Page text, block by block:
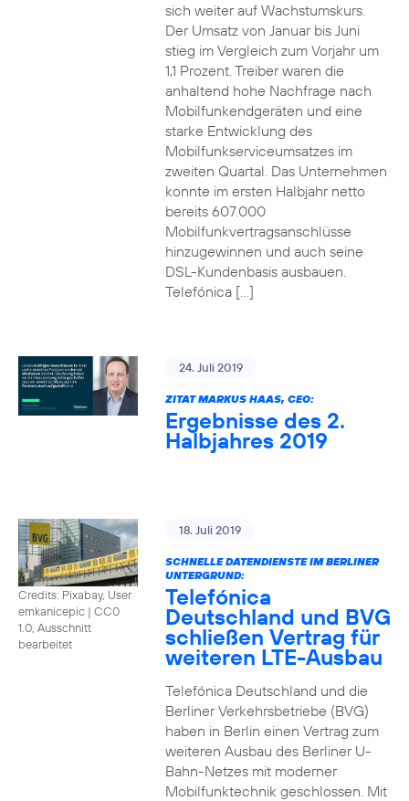
sich weiter auf Wachstumskurs.
Der Umsatz von Januar bis Juni
stieg im Vergleich zum Vorjahr um
1,1 Prozent. Treiber waren die
anhaltend hohe Nachfrage nach
Mobilfunkendgeräten und eine
starke Entwicklung des
Mobilfunkserviceumsatzes im
zweiten Quartal. Das Unternehmen
konnte im ersten Halbjahr netto
bereits 607.000
Mobilfunkvertragsanschlüsse
hinzugewinnen und auch seine
DSL-Kundenbasis ausbauen.
Telefónica […]
24. Juli 2019
ZITAT MARKUS HAAS, CEO:
Ergebnisse des 2.
Halbjahres 2019
Credits: Pixabay, User
emkanicepic | CC0
1.0, Ausschnitt
bearbeitet
18. Juli 2019
SCHNELLE DATENDIENSTE IM BERLINER
UNTERGRUND:
Telefónica
Deutschland und BVG
schließen Vertrag für
weiteren LTE-Ausbau
Telefónica Deutschland und die
Berliner Verkehrsbetriebe (BVG)
haben in Berlin einen Vertrag zum
weiteren Ausbau des Berliner U-
Bahn-Netzes mit moderner
Mobilfunktechnik geschlossen. Mit